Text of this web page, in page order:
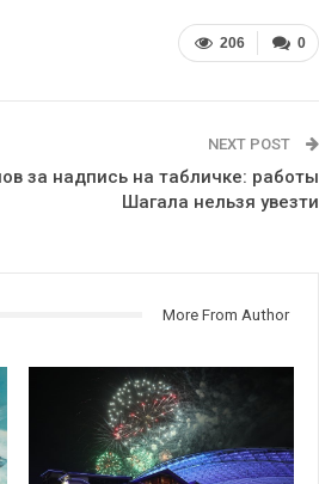
0
206
NEXT POST
за надпись на табличке: работы
Шагала нельзя увезти
More From Author